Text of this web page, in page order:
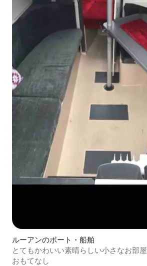
ルーアンのボート・船舶
とてもかわいい素晴らしい小さなお部屋
おもてなし